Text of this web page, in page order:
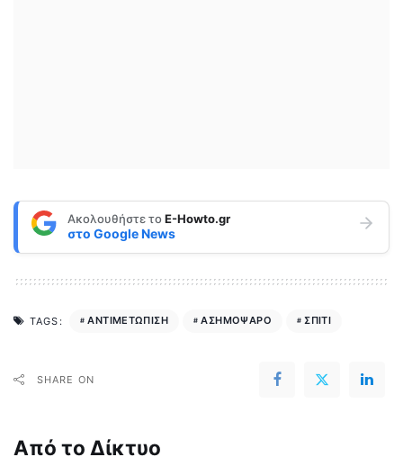
Ακολουθήστε τοE-Howto.gr
στο Google News
TAGS: ΑΝΤΙΜΕΤΩΠΙΣΗ ΑΣΗΜΟΨΑΡΟ ΣΠΙΤΙ
SHARE ON
Από το Δίκτυο